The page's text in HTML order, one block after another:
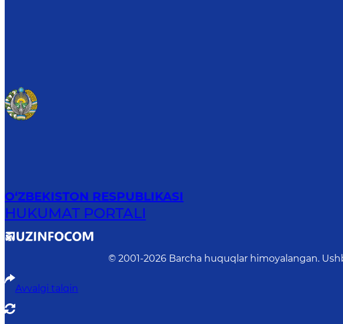
O‘ZBEKISTON RESPUBLIKASI
HUKUMAT PORTALI
© 2001-2026 Barcha huquqlar himoyalangan.
Avvalgi talqin